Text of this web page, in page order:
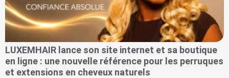
LUXEMHAIR lance son site internet et sa boutique
en ligne : une nouvelle référence pour les perruques
et extensions en cheveux naturels